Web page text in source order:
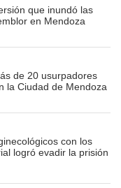
que inundó las
en Mendoza
de 20 usurpadores
la Ciudad de Mendoza
con los
logró evadir la prisión